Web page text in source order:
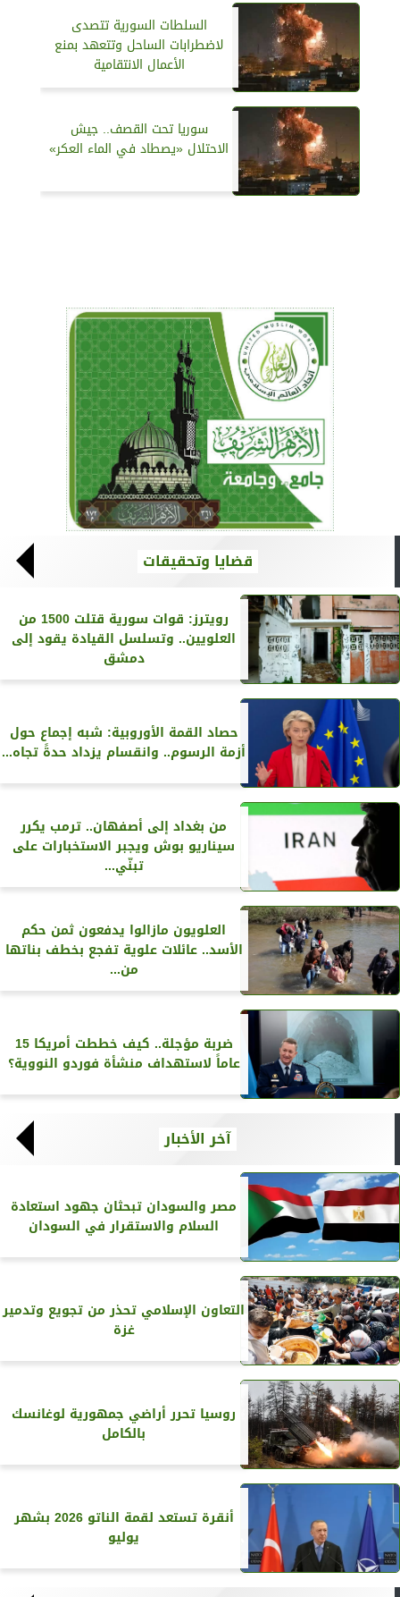
السلطات السورية تتصدى
لاضطرابات الساحل وتتعهد بمنع
الأعمال الانتقامية
سوريا تحت القصف.. جيش
الاحتلال «يصطاد في الماء العكر»
قضايا وتحقيقات
رويترز‏: قوات سورية قتلت 1500 من
العلويين.. وتسلسل القيادة يقود إلى
دمشق
حصاد القمة الأوروبية: شبه إجماع حول
أزمة الرسوم.. وانقسام يزداد حدةً تجاه...
من بغداد إلى أصفهان.. ترمب يكرر
سيناريو بوش ويجبر الاستخبارات على
تبنّي...
العلويون مازالوا يدفعون ثمن حكم
الأسد.. عائلات علوية تفجع بخطف بناتها
من...
ضربة مؤجلة.. كيف خططت أمريكا 15
عاماً لاستهداف منشأة فوردو النووية؟
آخر الأخبار
مصر والسودان تبحثان جهود استعادة
السلام والاستقرار في السودان
التعاون الإسلامي تحذر من تجويع وتدمير
غزة
روسيا تحرر أراضي جمهورية لوغانسك
بالكامل
أنقرة تستعد لقمة الناتو 2026 بشهر
يوليو